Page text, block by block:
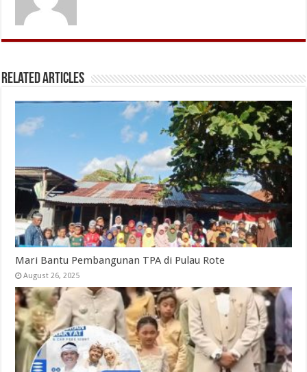
Related Articles
Mari Bantu Pembangunan TPA di Pulau Rote
August 26, 2025